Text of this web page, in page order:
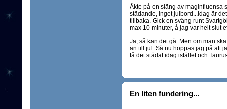
Åkte på en släng av maginfluensa
städande, inget julbord...Idag är
tillbaka. Gick en sväng runt
max 10 minuter, å jag var helt slut
Ja, så kan det gå. Men om man
än till jul. Så nu hoppas jag på att
få det städat idag istället och
En liten fundering...